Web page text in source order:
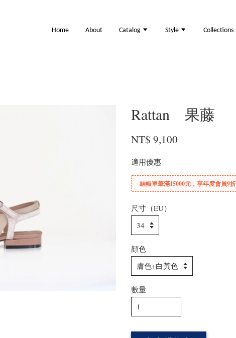
Home About Catalog Style Collections
Rattan 果藤
NT$ 9,100
適用優惠
結帳單筆滿15000元，享年度會員9
尺寸（EU）
顔色
數量